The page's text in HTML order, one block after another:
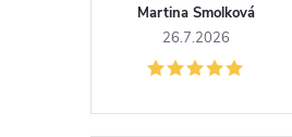
o
Martina Smolková
26.7.2026